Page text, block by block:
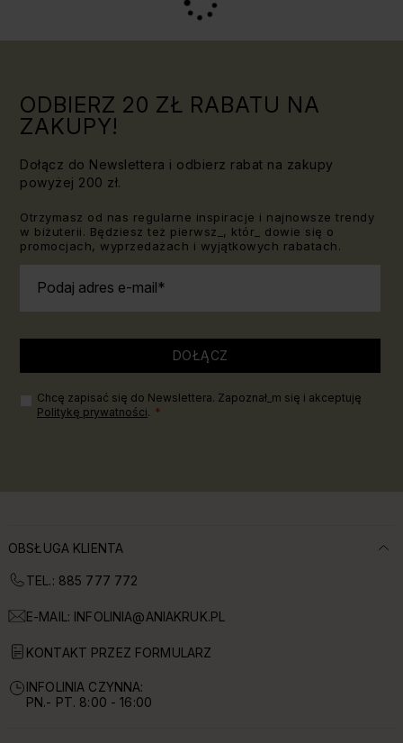
ODBIERZ 20 ZŁ RABATU NA
ZAKUPY!
Dołącz do Newslettera i odbierz rabat na zakupy
powyżej 200 zł.
Otrzymasz od nas regularne inspiracje i najnowsze trendy
w biżuterii. Będziesz też pierwsz_, któr_ dowie się o
promocjach, wyprzedażach i wyjątkowych rabatach.
Podaj adres e-mail
DOŁĄCZ
Chcę zapisać się do Newslettera. Zapoznał_m się i akceptuję
Politykę prywatności.
OBSŁUGA KLIENTA
TEL.: 885 777 772
E-MAIL: INFOLINIA@ANIAKRUK.PL
KONTAKT PRZEZ FORMULARZ
INFOLINIA CZYNNA:
PN.- PT. 8:00 - 16:00